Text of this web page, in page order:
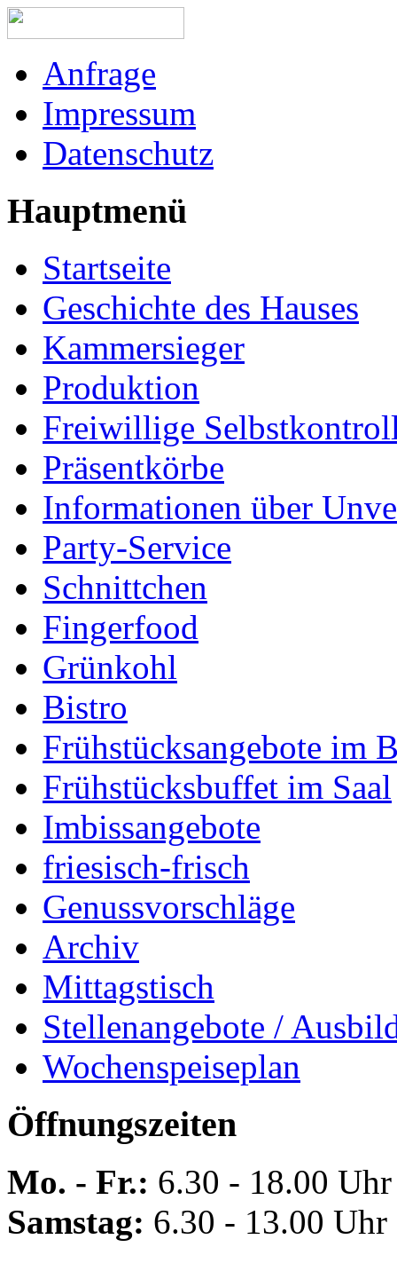
Anfrage
Impressum
Datenschutz
Hauptmenü
Startseite
Geschichte des Hauses
Kammersieger
Produktion
Freiwillige
Präsentkörbe
Informationen über
Party-Service
Schnittchen
Fingerfood
Grünkohl
Bistro
Frühstücksangebote im
Frühstücksbuffet im Saal
Imbissangebote
friesisch-frisch
Genussvorschläge
Archiv
Mittagstisch
Stellenangebote /
Wochenspeiseplan
Öffnungszeiten
Mo. - Fr.: 6.30 - 18.00 Uhr
Samstag: 6.30 - 13.00 Uhr